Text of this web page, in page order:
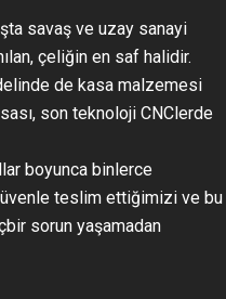
savaş ve uzay sanayi
çeliğin en saf halidir.
de kasa malzemesi
son teknoloji CNClerde
boyunca binlerce
teslim ettiğimizi ve bu
sorun yaşamadan